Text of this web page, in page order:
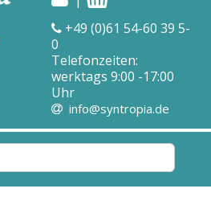
+49 (0)61 54-60 39 5-
0
Telefonzeiten:
werktags 9:00 -17:00
Uhr
info@syntropia.de